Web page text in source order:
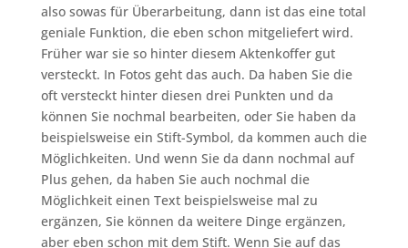
also sowas für Überarbeitung, dann ist das eine total
geniale Funktion, die eben schon mitgeliefert wird.
Früher war sie so hinter diesem Aktenkoffer gut
versteckt. In Fotos geht das auch. Da haben Sie die
oft versteckt hinter diesen drei Punkten und da
können Sie nochmal bearbeiten, oder Sie haben da
beispielsweise ein Stift-Symbol, da kommen auch die
Möglichkeiten. Und wenn Sie da dann nochmal auf
Plus gehen, da haben Sie auch nochmal die
Möglichkeit einen Text beispielsweise mal zu
ergänzen, Sie können da weitere Dinge ergänzen,
aber eben schon mit dem Stift. Wenn Sie auf das